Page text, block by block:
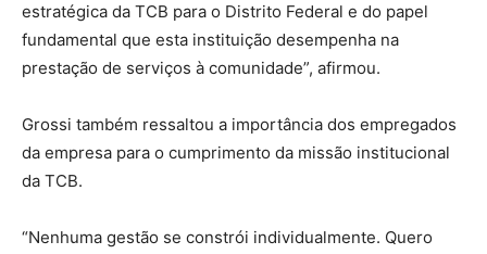
estratégica da TCB para o Distrito Federal e do papel
fundamental que esta instituição desempenha na
prestação de serviços à comunidade”, afirmou.
Grossi também ressaltou a importância dos empregados
da empresa para o cumprimento da missão institucional
da TCB.
“Nenhuma gestão se constrói individualmente. Quero